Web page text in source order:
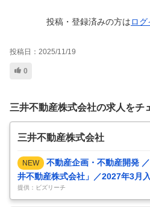
投稿・登録済みの方はログ
投稿日： 2025/11/19
0
三井不動産株式会社の求人をチ
三井不動産株式会社
NEW
不動産企画・不動産開発
井不動産株式会社」／2027年3月
提供：ビズリーチ